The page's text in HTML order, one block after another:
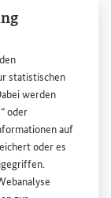
den
statistischen
werden
“ oder
auf
oder es